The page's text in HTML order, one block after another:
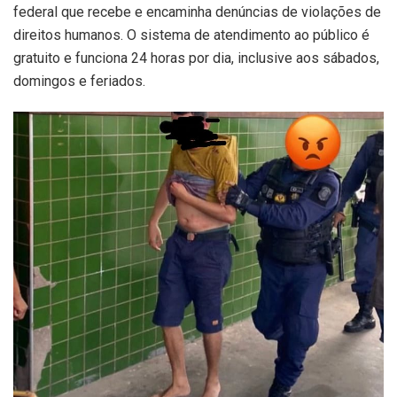
federal que recebe e encaminha denúncias de violações de
direitos humanos. O sistema de atendimento ao público é
gratuito e funciona 24 horas por dia, inclusive aos sábados,
domingos e feriados.